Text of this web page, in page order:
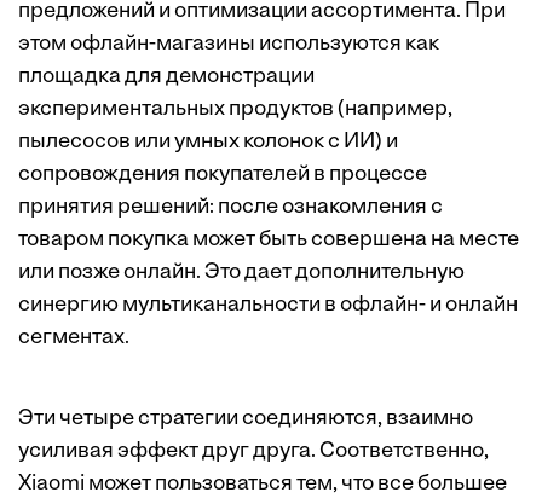
предложений и оптимизации ассортимента. При
этом офлайн-магазины используются как
площадка для демонстрации
экспериментальных продуктов (например,
пылесосов или умных колонок с ИИ) и
сопровождения покупателей в процессе
принятия решений: после ознакомления с
товаром покупка может быть совершена на месте
или позже онлайн. Это дает дополнительную
синергию мультиканальности в офлайн- и онлайн
сегментах.
Эти четыре стратегии соединяются, взаимно
усиливая эффект друг друга. Соответственно,
Xiaomi может пользоваться тем, что все большее